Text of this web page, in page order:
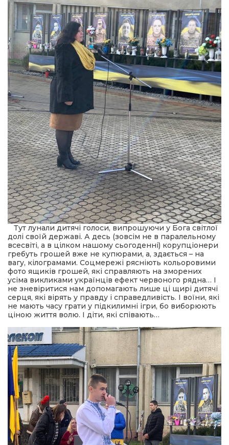
Тут лунали дитячі голоси, випрошуючи у Бога світлої
долі своїй державі. А десь (зовсім не в паралельному
всесвіті, а в цілком нашому сьогоденні) корупціонери
гребуть грошей вже не купюрами, а, здається – на
вагу, кілограмами. Соцмережі рясніють кольоровими
фото ящиків грошей, які справляють на зморених
усіма викликами українців ефект червоного рядна… І
не зневіритися нам допомагають лише ці щирі дитячі
серця, які вірять у правду і справедливість. І воїни, які
не мають часу грати у підкилимні ігри, бо виборюють
ціною життя волю. І діти, які співають…